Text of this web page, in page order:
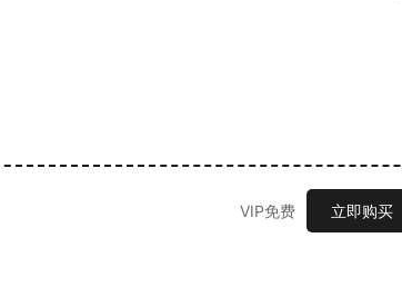
VIP免费 立即购买